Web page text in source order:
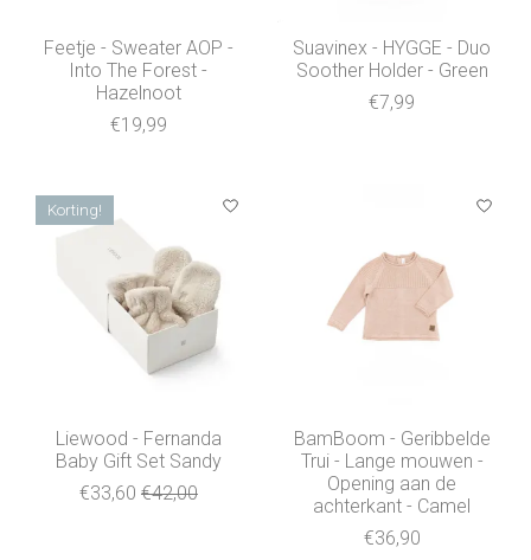
Feetje - Sweater AOP -
Into The Forest -
Hazelnoot
€19,99
Suavinex - HYGGE - Duo
Soother Holder - Green
€7,99
Korting!
Liewood - Fernanda
Baby Gift Set Sandy
€33,60 €42,00
BamBoom - Geribbelde
Trui - Lange mouwen -
Opening aan de
achterkant - Camel
€36,90